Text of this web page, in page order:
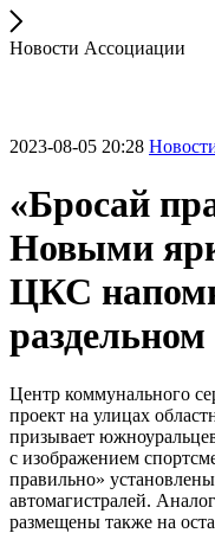
Новости Ассоциации
2023-08-05 20:28
«Бросай
Новыми
ЦКС
раздельном
Центр коммунального
проект на улицах
призывает
с изображением
правильно»
автомагистралей.
размещены также на